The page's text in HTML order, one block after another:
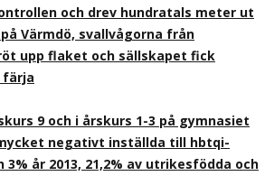
och drev hundratals meter ut
Värmdö, svallvågorna från
upp flaket och sällskapet fick
färja
9 och i årskurs 1-3 på gymnasiet
negativt inställda till hbtqi-
3% år 2013, 21,2% av utrikesfödda och